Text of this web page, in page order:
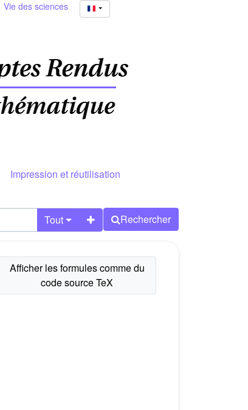
Vie des sciences
Impression et réutilisation
Tout Rechercher